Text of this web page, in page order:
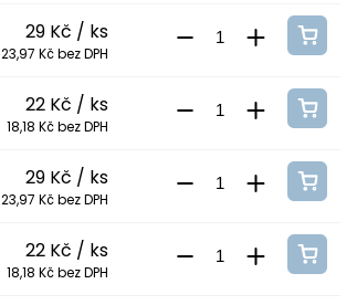
29 Kč / ks
23,97 Kč bez DPH
22 Kč / ks
18,18 Kč bez DPH
29 Kč / ks
23,97 Kč bez DPH
22 Kč / ks
18,18 Kč bez DPH